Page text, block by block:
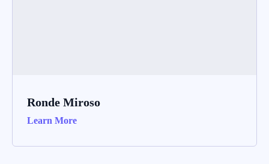
Ronde Miroso
Learn More